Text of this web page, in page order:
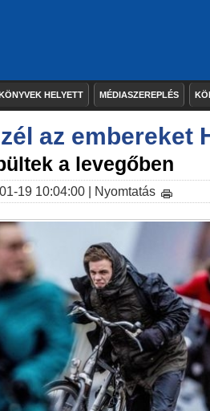
HELYETT MÉDIASZEREPLÉS
az embereket
a levegőben
19 10:04:00 | Nyomtatás